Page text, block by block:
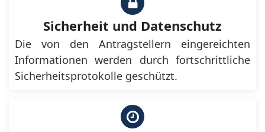
Sicherheit und Datenschutz
Die von den Antragstellern eingereichten
Informationen werden durch fortschrittliche
Sicherheitsprotokolle geschützt.